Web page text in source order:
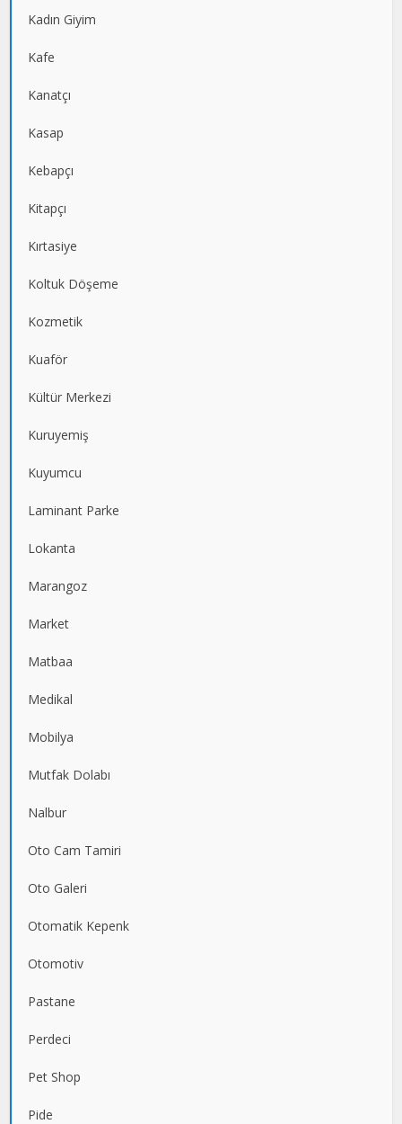
Kadın Giyim
Kafe
Kanatçı
Kasap
Kebapçı
Kitapçı
Kırtasiye
Koltuk Döşeme
Kozmetik
Kuaför
Kültür Merkezi
Kuruyemiş
Kuyumcu
Laminant Parke
Lokanta
Marangoz
Market
Matbaa
Medikal
Mobilya
Mutfak Dolabı
Nalbur
Oto Cam Tamiri
Oto Galeri
Otomatik Kepenk
Otomotiv
Pastane
Perdeci
Pet Shop
Pide